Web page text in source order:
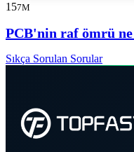
157M
PCB'nin raf ömrü
Sıkça Sorulan Sorular